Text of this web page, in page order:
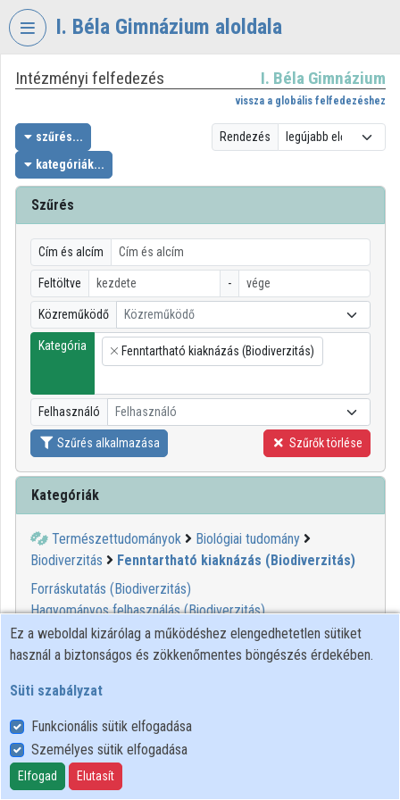
Fejléc kihagyása
I. Béla Gimnázium aloldala
VIDEOTORIUM
BÉLA
GIMNÁZIUM
Intézményi kezdőlap
Bejelentkezés
Intézményi felfedezés
Kategóriák
Intézményi listák
Intézmények
Közreműködők
Intézményi felfedezés I. Béla Gimnázium
vissza a globális felfedezéshez
szűrés...
kategóriák...
Rendezés
Szűrés
Cím és alcím
Feltöltve -
Közreműködő Közreműködő
Kategória
×
Fenntartható kiaknázás (Biodiverzitás)
Felhasználó Felhasználó
Szűrés alkalmazása Szűrők törlése
Kategóriák
Természettudományok
Biológiai tudomány
Biodiverzitás
Fenntartható kiaknázás (Biodiverzitás)
Forráskutatás (Biodiverzitás)
Hagyományos felhasználás (Biodiverzitás)
Felhasználói szabályzat
Adatkezelési tájékoztató
Süti szabályzat
Ez a weboldal kizárólag a működéshez elengedhetetlen sütiket
használ a biztonságos és zökkenőmentes böngészés érdekében.
Süti szabályzat
Funkcionális sütik elfogadása
Személyes sütik elfogadása
Elfogad Elutasít